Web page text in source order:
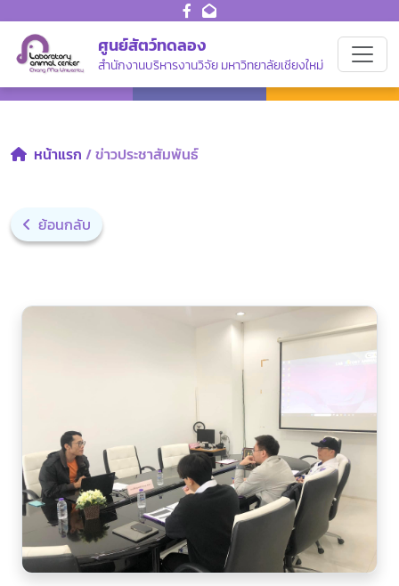
ศูนย์สัตว์ทดลอง
สำนักงานบริหารงานวิจัย มหาวิทยาลัยเชียงใหม่
หน้าแรก / ข่าวประชาสัมพันธ์
ย้อนกลับ